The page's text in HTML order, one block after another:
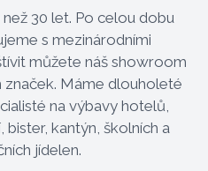
30 let. Po celou dobu
s mezinárodními
můžete náš showroom
Máme dlouholeté
na výbavy hotelů,
bister, kantýn, školních a
jídelen.